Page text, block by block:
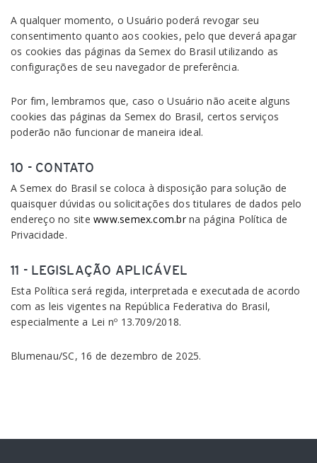
A qualquer momento, o Usuário poderá revogar seu
consentimento quanto aos cookies, pelo que deverá apagar
os cookies das páginas da Semex do Brasil utilizando as
configurações de seu navegador de preferência.
Por fim, lembramos que, caso o Usuário não aceite alguns
cookies das páginas da Semex do Brasil, certos serviços
poderão não funcionar de maneira ideal.
10 - CONTATO
A Semex do Brasil se coloca à disposição para solução de
quaisquer dúvidas ou solicitações dos titulares de dados pelo
endereço no sitewww.semex.com.brna página Política de
Privacidade.
11 - LEGISLAÇÃO APLICÁVEL
Esta Política será regida, interpretada e executada de acordo
com as leis vigentes na República Federativa do Brasil,
especialmente a Lei nº 13.709/2018.
Blumenau/SC, 16 de dezembro de 2025.